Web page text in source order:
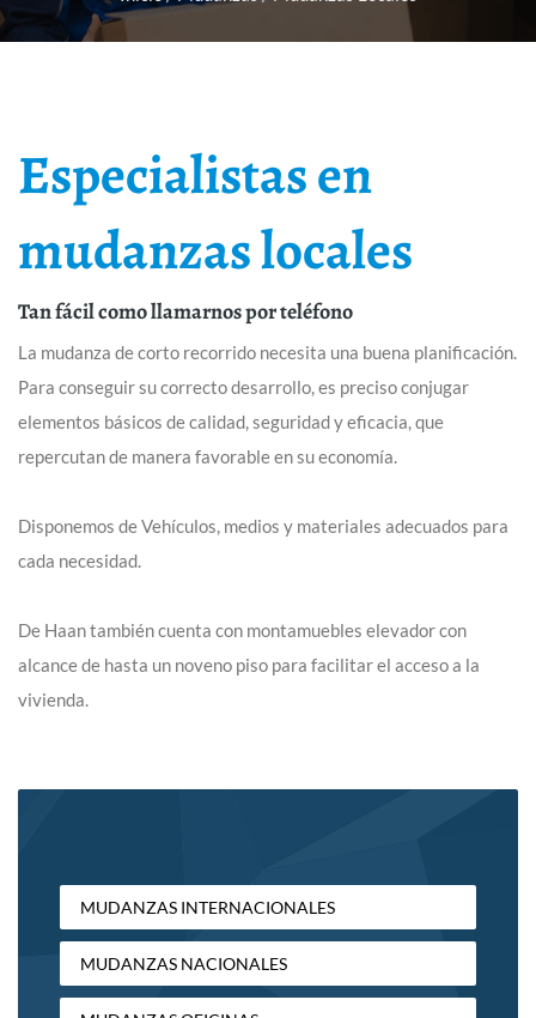
Especialistas en
mudanzas locales
Tan fácil como llamarnos por teléfono
La mudanza de corto recorrido necesita una buena planificación.
Para conseguir su correcto desarrollo, es preciso conjugar
elementos básicos de calidad, seguridad y eficacia, que
repercutan de manera favorable en su economía.
Disponemos de Vehículos, medios y materiales adecuados para
cada necesidad.
De Haan también cuenta con montamuebles elevador con
alcance de hasta un noveno piso para facilitar el acceso a la
vivienda.
MUDANZAS INTERNACIONALES
MUDANZAS NACIONALES